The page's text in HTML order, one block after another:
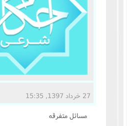
27 خرداد 1397, 15:35
مسائل متفرقه